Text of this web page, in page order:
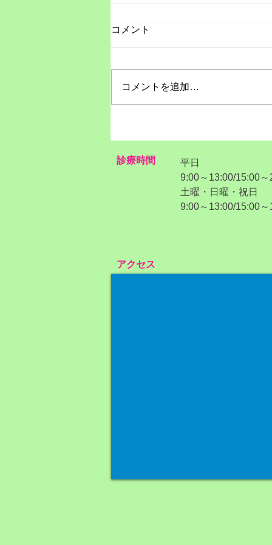
夏の冷えにご用心
コメント
コメントを追加…
診療時間
平日
9:00～13:00/15:00～
​土曜・日曜・祝日
​9:00～13:00/15:00～
アクセス